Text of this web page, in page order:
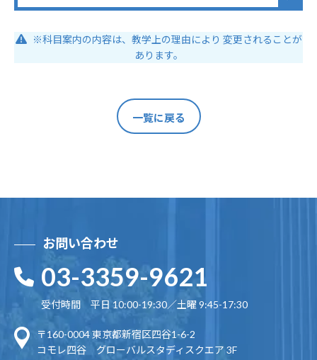
※科目案内の内容は、教学上の理由により 変更されることが
あります。
一覧に戻る
お問い合わせ
03-3359-9621
受付時間 平日 10:00-19:30／土曜 9:45-17:30
〒160-0004 東京都新宿区四谷1-6-2
コモレ四谷 グローバルスタディスクエア 3F